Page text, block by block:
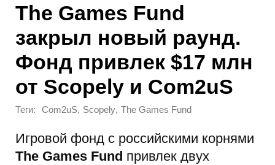
The Games Fund
закрыл новый раунд.
Фонд привлек $17 млн
от Scopely и Com2uS
Теги: Com2uS, Scopely, The Games Fund
Игровой фонд с российскими корнями
The Games Fund привлек двух